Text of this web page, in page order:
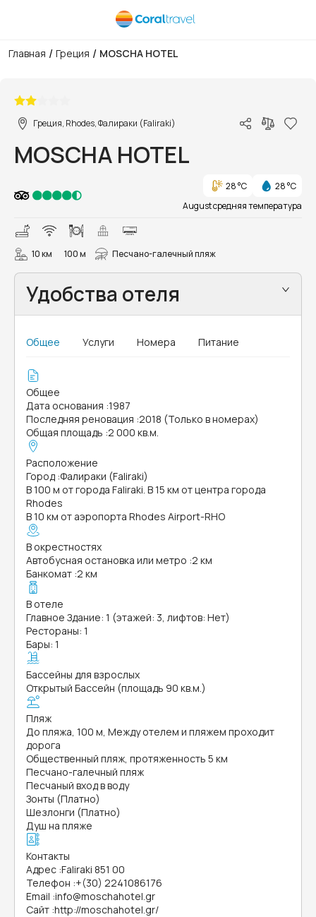
Главная / Греция / MOSCHA HOTEL
Греция, Rhodes, Фалираки (Faliraki)
MOSCHA HOTEL
28 °C
28 °C
August средняя температура
10 км 100 м Песчано-галечный пляж
Удобства отеля
Общее Услуги Номера Питание
Общее
Дата основания :1987
Последняя реновация :2018 (Только в номерах)
Общая площадь :2 000 кв.м.
Расположение
Город :Фалираки (Faliraki)
В 100 м от города Faliraki. В 15 км от центра города
Rhodes
В 10 км от аэропорта Rhodes Airport-RHO
В окрестностях
Автобусная остановка или метро :2 км
Банкомат :2 км
В отеле
Главное Здание: 1 (этажей: 3, лифтов: Нет)
Рестораны: 1
Бары: 1
Бассейны для взрослых
Открытый Бассейн (площадь 90 кв.м.)
Пляж
До пляжа, 100 м, Между отелем и пляжем проходит
дорога
Общественный пляж, протяженность 5 км
Песчано-галечный пляж
Песчаный вход в воду
Зонты (Платно)
Шезлонги (Платно)
Душ на пляже
Контакты
Адрес :Faliraki 851 00
Телефон :+(30) 2241086176
Email :info@moschahotel.gr
Сайт :http://moschahotel.gr/